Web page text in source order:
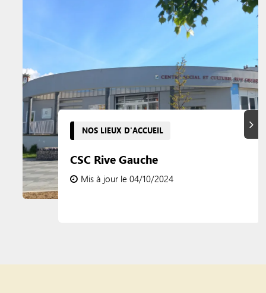
NOS LIEUX D'ACCUEIL
CSC Rive Gauche
Mis à jour le 04/10/2024